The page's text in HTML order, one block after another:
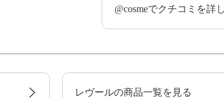
@cosmeでクチコミを詳
レヴールの商品一覧を見る